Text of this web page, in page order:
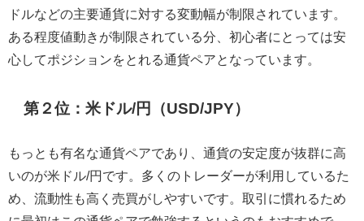
ドルなどの主要通貨に対する変動幅が制限されています。
ある程度値動きが制限されている分、初心者にとっては安
心してポジションをとれる通貨ペアとなっています。
第２位：米ドル/円（USD/JPY）
もっとも有名な通貨ペアであり、通貨の安定度が抜群に高
いのが米ドル/円です。多くのトレーダーが利用しているた
め、流動性も高く売買がしやすいです。取引に慣れるため